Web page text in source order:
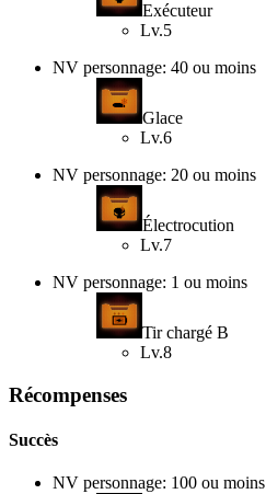
Exécuteur
Lv.5
NV personnage: 40 ou moins
Glace
Lv.6
NV personnage: 20 ou moins
Électrocution
Lv.7
NV personnage: 1 ou moins
Tir chargé B
Lv.8
Récompenses
Succès
NV personnage: 100 ou moins